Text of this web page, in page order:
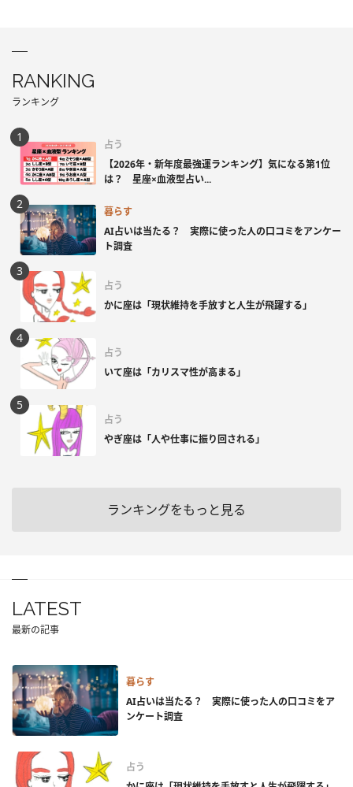
RANKING
ランキング
占う
【2026年・新年度最強運ランキング】気になる第1位
は？ 星座×血液型占い...
暮らす
AI占いは当たる？ 実際に使った人の口コミをアンケー
ト調査
占う
かに座は「現状維持を手放すと人生が飛躍する」
占う
いて座は「カリスマ性が高まる」
占う
やぎ座は「人や仕事に振り回される」
ランキングをもっと見る
LATEST
最新の記事
暮らす
AI占いは当たる？ 実際に使った人の口コミをア
ンケート調査
占う